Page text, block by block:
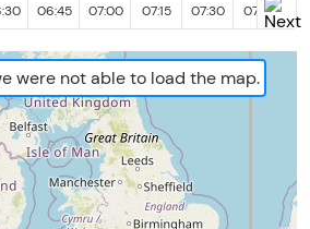
06:45 07:00 07:15 07:30 07:45
were not able to load the map.